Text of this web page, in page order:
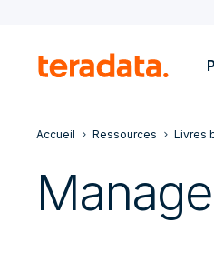
Accueil Ressources Livres